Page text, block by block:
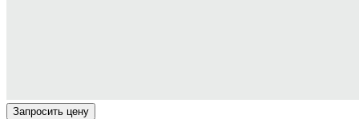
Запросить цену